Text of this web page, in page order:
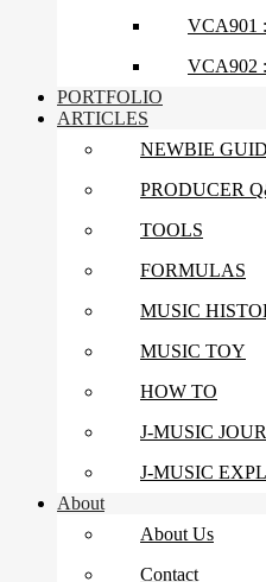
VCA901
VCA902
PORTFOLIO
ARTICLES
NEWBIE
PRODUCER
TOOLS
FORMULAS
MUSIC
MUSIC TOY
HOW TO
J-MUSIC
J-MUSIC
About
About Us
Contact